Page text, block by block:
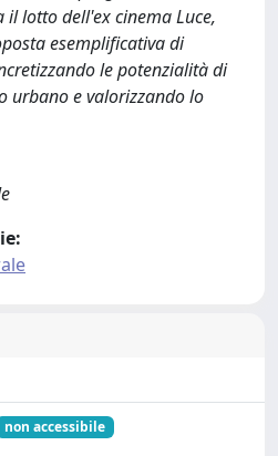
lotto dell'ex cinema Luce,
esemplificativa di
le potenzialità di
urbano e valorizzando lo
non accessibile